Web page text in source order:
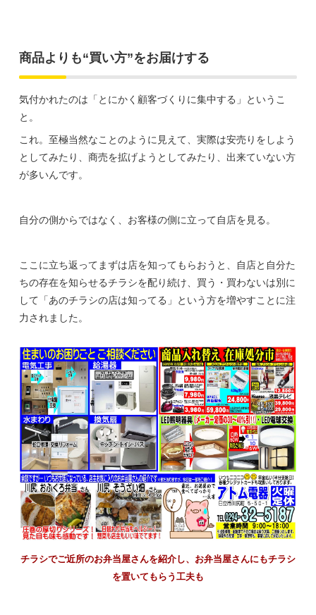
商品よりも“買い方”をお届けする
気付かれたのは「とにかく顧客づくりに集中する」というこ
と。
これ。至極当然なことのように見えて、実際は安売りをしよう
としてみたり、商売を拡げようとしてみたり、出来ていない方
が多いんです。
自分の側からではなく、お客様の側に立って自店を見る。
ここに立ち返ってまずは店を知ってもらおうと、自店と自分た
ちの存在を知らせるチラシを配り続け、買う・買わないは別に
して「あのチラシの店は知ってる」という方を増やすことに注
力されました。
チラシでご近所のお弁当屋さんを紹介し、お弁当屋さんにもチラシ
を置いてもらう工夫も